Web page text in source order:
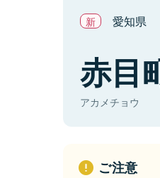
愛知県
赤目
アカメチョウ
ご注意